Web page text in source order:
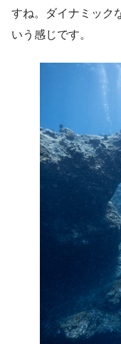
すね。ダイナミック
いう感じです。